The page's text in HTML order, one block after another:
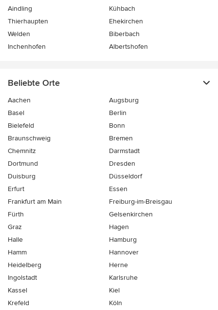
Aindling
Kühbach
Thierhaupten
Ehekirchen
Welden
Biberbach
Inchenhofen
Albertshofen
Beliebte Orte
Aachen
Augsburg
Basel
Berlin
Bielefeld
Bonn
Braunschweig
Bremen
Chemnitz
Darmstadt
Dortmund
Dresden
Duisburg
Düsseldorf
Erfurt
Essen
Frankfurt am Main
Freiburg-im-Breisgau
Fürth
Gelsenkirchen
Graz
Hagen
Halle
Hamburg
Hamm
Hannover
Heidelberg
Herne
Ingolstadt
Karlsruhe
Kassel
Kiel
Krefeld
Köln